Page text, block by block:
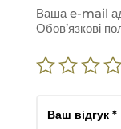
Ваша e-mail
Обов’язкові